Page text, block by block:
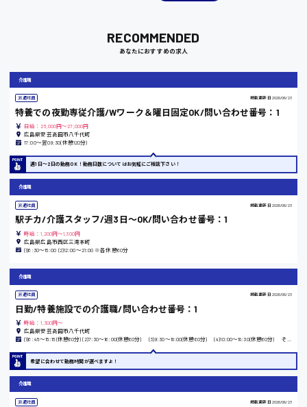
大阪府
竹原市
熊本県
島根県
香川県
時給1300円〜
時給1200円〜
時給1100円〜
RECOMMENDED
あなたにおすすめの求人
介護職
派遣社員 掲載更新日 2026/06/23
特養での夜勤専従介護/Wワーク＆曜日固定OK/問い合わせ番号：1
日給：25,000円～27,000円
広島県安芸高田市八千代町
17:00〜翌09:30(休憩120分)
週1日〜2日の勤務OK！勤務日数についてはお気軽にご相談下さい！
介護職
派遣社員 掲載更新日 2026/06/23
駅チカ/介護スタッフ/週3日〜OK/問い合わせ番号：1
時給：1,200円～1,300円
広島県広島市西区三滝本町
(1)6:30〜15:00 (2)12:00〜21:00 ※各休憩60分
介護職
派遣社員 掲載更新日 2026/06/23
日勤/特養施設での介護職/問い合わせ番号：1
時給：1,300円～
広島県安芸高田市八千代町
(1)6:45〜15:15(休憩60分) (2)7:30〜16:00(休憩60分) (3)9:30〜18:00(休憩60分) (4)10:00〜18:30(休憩60分) その他の時間も相談可能ですのでお問合せください。
希望に合わせて勤務時間が選べますよ！
介護職
派遣社員 掲載更新日 2026/06/23